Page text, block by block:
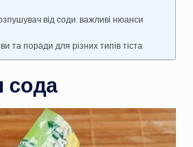
від соди: важливі нюанси
та поради для різних типів тіста
сода